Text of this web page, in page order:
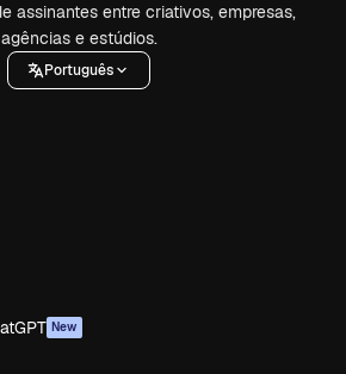
assinantes entre criativos, empresas,
agências e estúdios.
Português
New